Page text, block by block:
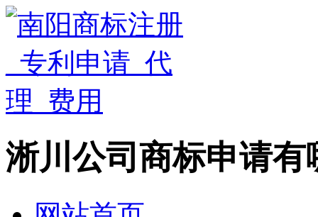
淅川公司商标申请有